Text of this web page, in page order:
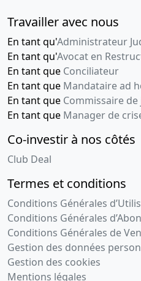
Travailler avec nous
En tant qu'Administrateur
En tant qu'Avocat en
En tant que Conciliateur
En tant que Mandataire ad
En tant que Commissaire
En tant que Manager de
Co-investir à nos côtés
Club Deal
Termes et conditions
Conditions Générales
Conditions Générales
Conditions Générales de
Gestion des données
Gestion des cookies
Mentions légales